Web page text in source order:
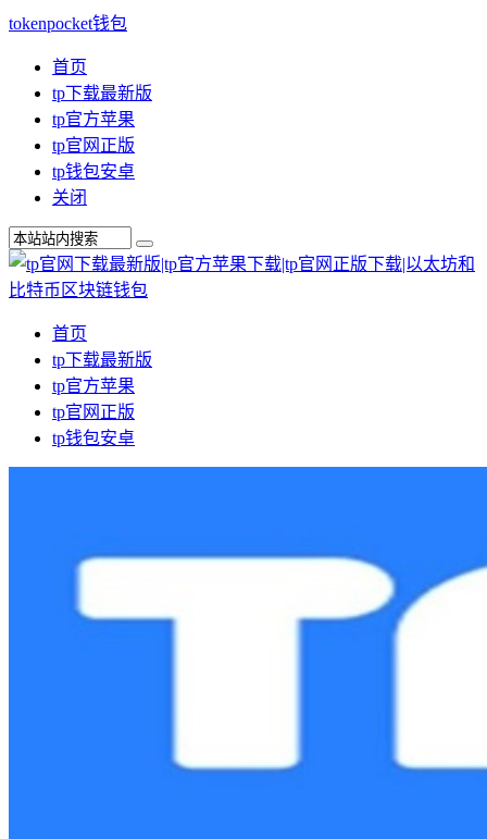
tokenpocket钱包
首页
tp下载最新版
tp官方苹果
tp官网正版
tp钱包安卓
关闭
首页
tp下载最新版
tp官方苹果
tp官网正版
tp钱包安卓